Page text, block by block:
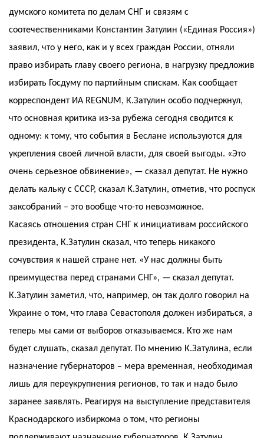
думского комитета по делам СНГ и связям с
соотечественниками Константин Затулин («Единая Россия»)
заявил, что у него, как и у всех граждан России, отняли
право избирать главу своего региона, в нагрузку предложив
избирать Госдуму по партийным спискам. Как сообщает
корреспондент ИА REGNUM, К.Затулин особо подчеркнул,
что основная критика из-за рубежа сегодня сводится к
одному: к тому, что события в Беслане используются для
укрепления своей личной власти, для своей выгоды. «Это
очень серьезное обвинение», — сказал депутат. Не нужно
делать кальку с СССР, сказал К.Затулин, отметив, что роспуск
заксобраний – это вообще что-то невозможное.
Касаясь отношения стран СНГ к инициативам российского
президента, К.Затулин сказал, что теперь никакого
сочувствия к нашей стране нет. «У нас должны быть
преимущества перед странами СНГ», — сказал депутат.
К.Затулин заметил, что, например, он так долго говорил на
Украине о том, что глава Севастополя должен избираться, а
теперь мы сами от выборов отказываемся. Кто же нам
будет слушать, сказал депутат. По мнению К.Затулина, если
назначение губернаторов – мера временная, необходимая
лишь для переукрупнения регионов, то так и надо было
заранее заявлять. Реагируя на выступление представителя
Краснодарского избиркома о том, что регионы